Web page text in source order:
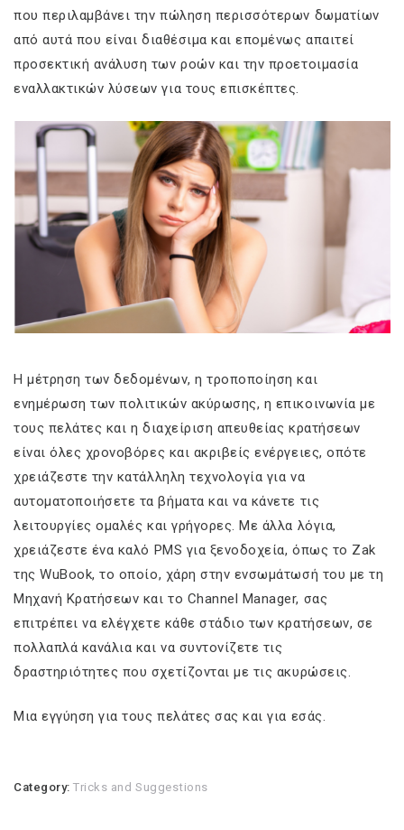
που περιλαμβάνει την πώληση περισσότερων δωματίων
από αυτά που είναι διαθέσιμα και επομένως απαιτεί
προσεκτική ανάλυση των ροών και την προετοιμασία
εναλλακτικών λύσεων για τους επισκέπτες.
Η μέτρηση των δεδομένων, η τροποποίηση και
ενημέρωση των πολιτικών ακύρωσης, η επικοινωνία με
τους πελάτες και η διαχείριση απευθείας κρατήσεων
είναι όλες χρονοβόρες και ακριβείς ενέργειες, οπότε
χρειάζεστε την κατάλληλη τεχνολογία για να
αυτοματοποιήσετε τα βήματα και να κάνετε τις
λειτουργίες ομαλές και γρήγορες. Με άλλα λόγια,
χρειάζεστε ένα καλό PMS για ξενοδοχεία, όπως το Zak
της WuBook, το οποίο, χάρη στην ενσωμάτωσή του με τη
Μηχανή Κρατήσεων και το Channel Manager, σας
επιτρέπει να ελέγχετε κάθε στάδιο των κρατήσεων, σε
πολλαπλά κανάλια και να συντονίζετε τις
δραστηριότητες που σχετίζονται με τις ακυρώσεις.
Μια εγγύηση για τους πελάτες σας και για εσάς.
Category:Tricks and Suggestions